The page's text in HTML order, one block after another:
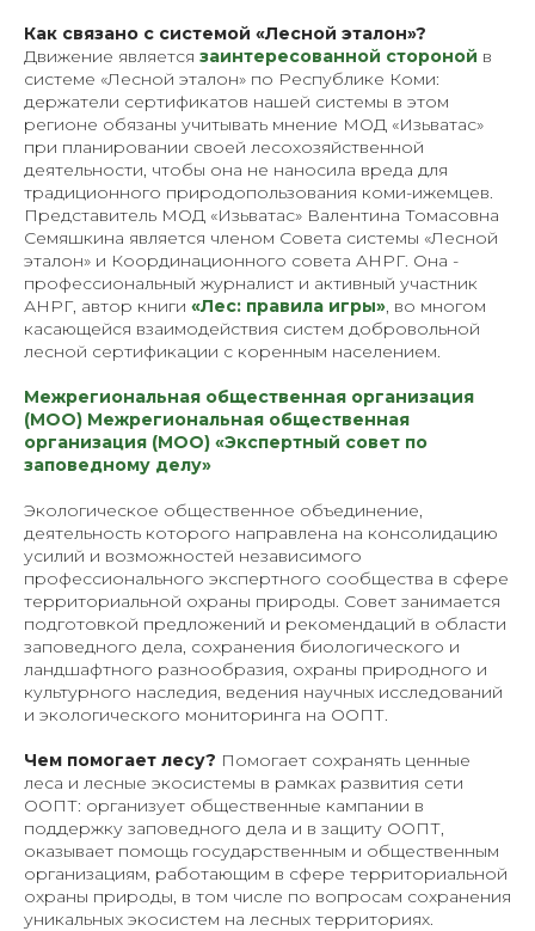
Как связано с системой «Лесной эталон»?
Движение является заинтересованной стороной в
системе «Лесной эталон» по Республике Коми:
держатели сертификатов нашей системы в этом
регионе обязаны учитывать мнение МОД «Изьватас»
при планировании своей лесохозяйственной
деятельности, чтобы она не наносила вреда для
традиционного природопользования коми-ижемцев.
Представитель МОД «Изьватас» Валентина Томасовна
Семяшкина является членом Совета системы «Лесной
эталон» и Координационного совета АНРГ. Она -
профессиональный журналист и активный участник
АНРГ, автор книги «Лес: правила игры» , во многом
касающейся взаимодействия систем добровольной
лесной сертификации с коренным населением.
Межрегиональная общественная организация
(МОО) Межрегиональная общественная
организация (МОО) «Экспертный совет по
заповедному делу»
Экологическое общественное объединение,
деятельность которого направлена на консолидацию
усилий и возможностей независимого
профессионального экспертного сообщества в сфере
территориальной охраны природы. Совет занимается
подготовкой предложений и рекомендаций в области
заповедного дела, сохранения биологического и
ландшафтного разнообразия, охраны природного и
культурного наследия, ведения научных исследований
и экологического мониторинга на ООПТ.
Чем помогает лесу? Помогает сохранять ценные
леса и лесные экосистемы в рамках развития сети
ООПТ: организует общественные кампании в
поддержку заповедного дела и в защиту ООПТ,
оказывает помощь государственным и общественным
организациям, работающим в сфере территориальной
охраны природы, в том числе по вопросам сохранения
уникальных экосистем на лесных территориях.